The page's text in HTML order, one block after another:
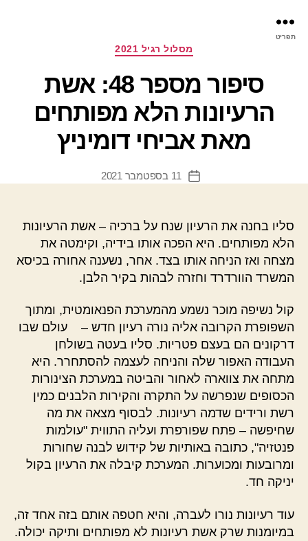
תפריט
קטגוריותמסלול רגיל 2021
סיפור מספר 48: אשת
הרעיונות הלא מפותחים
מאת אביחי דומיניץ
תאריך
11 בספטמבר 2021
סליו בחנה את הרעיון שנח על ברכיה – אשת הרעיונות
הלא מפותחים. היא הפכה אותו בידיה, וקימטה את
מצחה ואז הניחה אותו בצד. אחר, נשענה אחורה בכיסא
המשרד הוורדרד וחזרה לבהות בקיר הלבן.
קול נשיפה מוכר נשמע מהמערכת הפנאומטית, ומתוך
השפופרת הקרובה אליה נורה רעיון חדש – עולם שבו
דרקונים הם בעצם פטריות. סליו בעטה בשולחן
העבודה האפור שלה והניחה לעצמה להסתחרר. היא
מתחה את צווארה לאחור והביטה במערכת הצינורות
הכסופים שנפרשה על התקרה והקירות הלבנים כמין
רשת ורידים שדמה רעיונות. לבסוף מצאה את מה
שחיפשה – פתח שפורפרת ועליה התווית "עולמות
פנטזיה", כתובה באותיות של קידוש לבנה שחורות
ומרובעות ומכוערות. המערכת קיבלה את הרעיון בקול
יניקה חד.
עוד רעיונות נורו לעברה, והיא חטפה אותם בזה אחד זה,
במיומנות שרק אשת רעיונות לא מפותחים ותיקה יכולה.